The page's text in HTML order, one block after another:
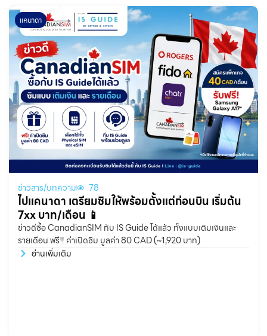
แคนาดา
ข่าวสาร/บทความ 78
ไปแคนาดา เตรียมซิมให้พร้อมตั้งแต่ก่อนบิน เริ่มต้น
7xx บาท/เดือน 📱
ข่าวดีซื้อ CanadianSIM กับ IS Guide ได้แล้ว ทั้งแบบเติมเงินและ
รายเดือน ฟรี‼️ ค่าเปิดซิม มูลค่า 80 CAD (~1,920 บาท)
อ่านเพิ่มเติม